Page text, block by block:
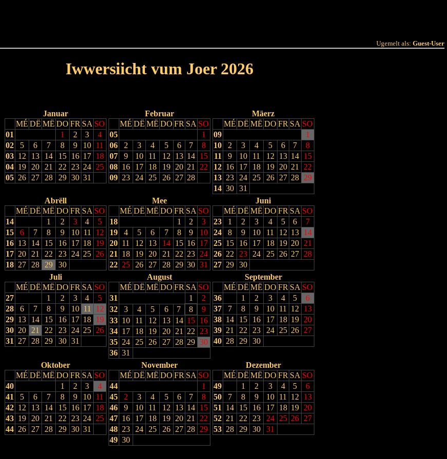
Ugemelt als: Guest-User
Iwwersiicht vum Joer 2026
Januar
MÉ DË MË DO FR SA SO
01
1 2 3
4
02
5 6 7 8 9 10 11
03 12 13 14 15 16 17 18
04 19 20 21 22 23 24 25
05 26 27 28 29 30 31
Februar
MÉ DË MË DO FR SA SO
05
1
06
2 3 4 5 6 7
8
07
9 10 11 12 13 14 15
08 16 17 18 19 20 21
22
09 23 24 25 26 27 28
Mäerz
MÉ DË MË DO FR SA SO
09
1
10
2 3 4 5 6 7
8
11
9 10 11 12 13 14 15
12 16 17 18 19 20 21
22
13 23 24 25 26 27 28 29
14 30
31
Abrëll
MÉ DË MË DO FR SA SO
14
1 2 3 4
5
15
6 7 8 9 10 11
12
16 13 14 15 16 17 18 19
17 20 21 22 23 24 25 26
18 27 28 29 30
Mee
MÉ DË MË DO FR SA SO
18
1 2
3
19
4 5 6 7 8 9
10
20 11 12 13 14 15 16 17
21
18 19 20 21 22 23 24
22 25 26 27 28 29 30 31
Juni
MÉ DË MË DO FR SA SO
23
1 2 3 4 5 6
7
24
8 9 10 11 12 13 14
25 15 16 17 18 19 20 21
26 22 23 24 25 26 27 28
27 29
30
Juli
MÉ DË MË DO FR SA SO
27
1 2 3 4
5
28
6 7 8 9 10 11
12
29 13 14 15 16 17 18 19
30 20 21 22 23 24 25 26
31
27 28 29 30 31
August
MÉ DË MË DO FR SA SO
31
1
2
32
3 4 5 6 7 8
9
33 10 11 12 13 14 15 16
34 17 18 19 20 21 22
23
35 24 25 26 27 28 29 30
36 31
September
MÉ DË MË DO FR SA SO
36
1 2 3 4 5
6
37
7 8 9 10 11 12
13
38 14 15 16 17 18 19 20
39 21 22 23 24 25 26 27
40 28 29 30
Oktober
MÉ DË MË DO FR SA SO
40
1 2 3
4
41
5 6 7 8 9 10 11
42 12 13 14 15 16 17 18
43 19 20 21 22 23 24 25
44 26 27 28 29 30 31
November
MÉ DË MË DO FR SA SO
44
1
45
2 3 4 5 6 7
8
46
9 10 11 12 13 14 15
47 16 17 18 19 20 21
22
48 23 24 25 26 27 28 29
49 30
Dezember
MÉ DË MË DO FR SA SO
49
1 2 3 4 5
6
50
7 8 9 10 11 12
13
51
14 15 16 17 18 19 20
52 21 22 23 24 25 26 27
53 28 29 30 31